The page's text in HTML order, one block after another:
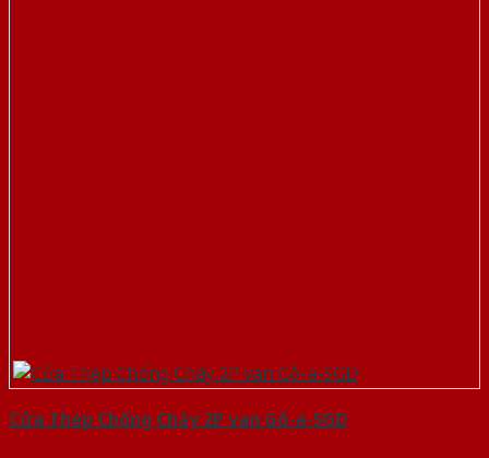
Cửa Thép Chống Cháy 2P van Gỗ-a-SGD